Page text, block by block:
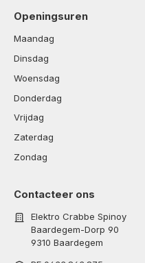
Openingsuren
Maandag
Dinsdag
Woensdag
Donderdag
Vrijdag
Zaterdag
Zondag
Contacteer ons
Elektro Crabbe Spinoy
Baardegem-Dorp 90
9310 Baardegem